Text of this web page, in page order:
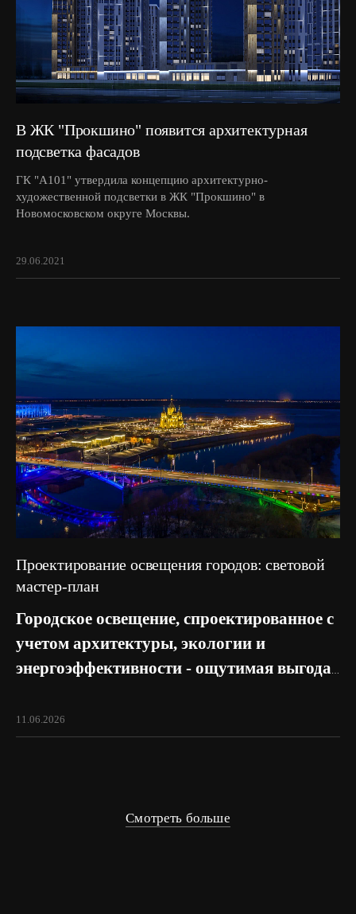
В ЖК "Прокшино" появится архитектурная
подсветка фасадов
ГК "А101" утвердила концепцию архитектурно-
художественной подсветки в ЖК "Прокшино" в
Новомосковском округе Москвы.
29.06.2021
Проектирование освещения городов: световой
мастер-план
Городское освещение, спроектированное с
учетом архитектуры, экологии и
энергоэффективности - ощутимая выгода
11.06.2026
Смотреть больше